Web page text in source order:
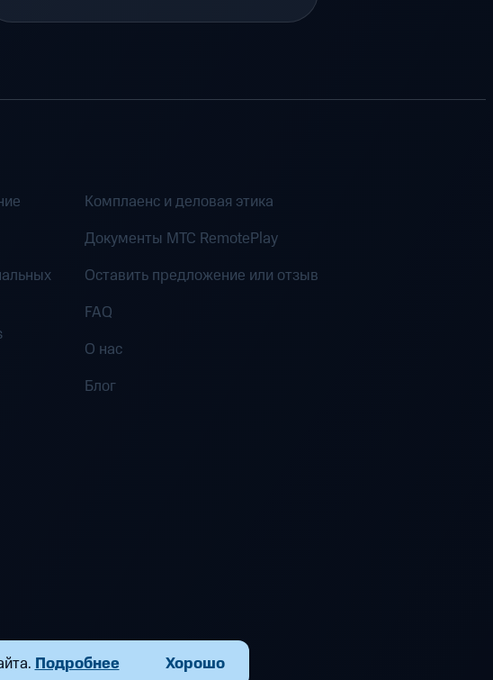
Подробнее Хорошо
Комплаенс и деловая этика
Документы MTC RemotePlay
Оставить предложение или отзыв
FAQ
О нас
Блог